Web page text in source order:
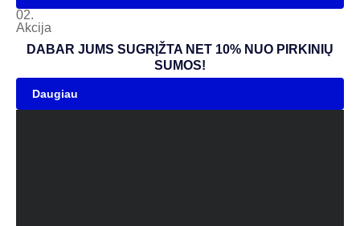
02.
Akcija
DABAR JUMS SUGRĮŽTA NET 10% NUO PIRKINIŲ
SUMOS!
Daugiau